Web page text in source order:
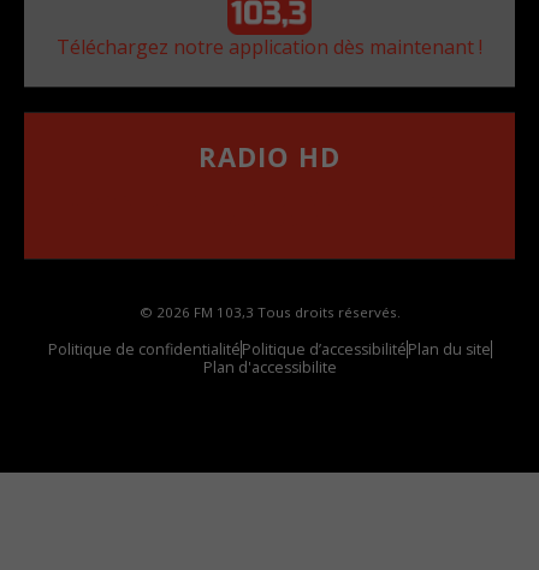
Téléchargez notre application dès maintenant !
RADIO HD
© 2026 FM 103,3 Tous droits réservés.
Politique de confidentialitéPolitique d’accessibilitéPlan du site
Plan d'accessibilite